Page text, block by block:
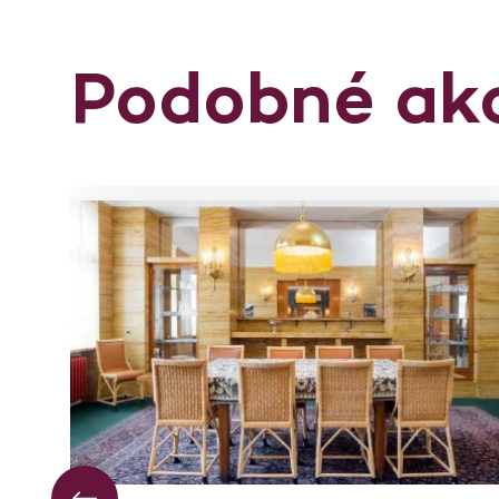
Podobné